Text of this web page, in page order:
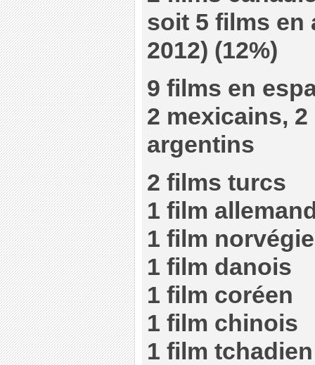
soit 5 films en
2012) (12%)
9 films en
2 mexicains,
argentins
2 films turcs
1 film
1 film
1 film danois
1 film coréen
1 film chinois
1 film tchadien